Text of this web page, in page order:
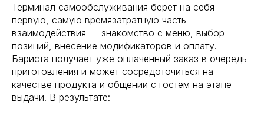
Терминал самообслуживания берёт на себя
первую, самую времязатратную часть
взаимодействия — знакомство с меню, выбор
позиций, внесение модификаторов и оплату.
Бариста получает уже оплаченный заказ в очередь
приготовления и может сосредоточиться на
качестве продукта и общении с гостем на этапе
выдачи. В результате: